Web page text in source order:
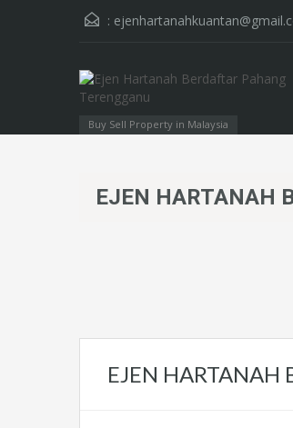
:
Buy Sell Property in Malaysia
EJEN HARTANAH
EJEN HARTANAH